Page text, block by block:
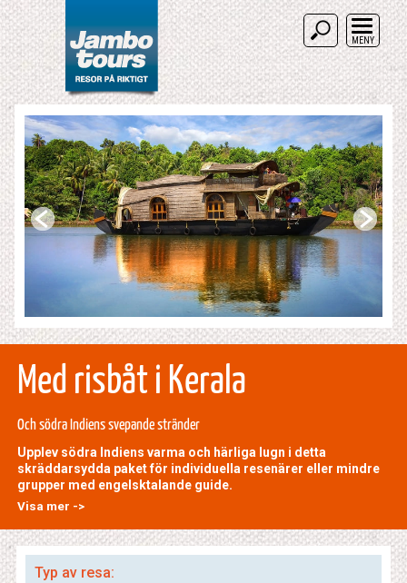
MENY
Med risbåt i Kerala
Och södra Indiens svepande stränder
Upplev södra Indiens varma och härliga lugn i detta
skräddarsydda paket för individuella resenärer eller mindre
grupper med engelsktalande guide.
Visa mer ->
Typ av resa: